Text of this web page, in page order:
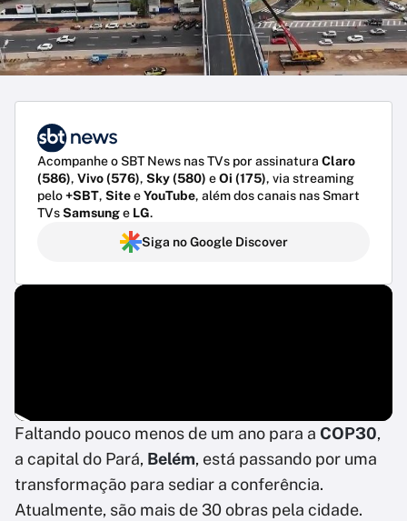
Acompanhe o SBT News nas TVs por assinatura Claro
(586), Vivo (576), Sky (580) eOi (175), via streaming
pelo+SBT, SiteeYouTube, além dos canais nas Smart
TVsSamsunge LG.
Siga no Google Discover
Faltando pouco menos de um ano para a COP30,
a capital do Pará, Belém, está passando por uma
transformação para sediar a conferência.
Atualmente, são mais de 30 obras pela cidade.